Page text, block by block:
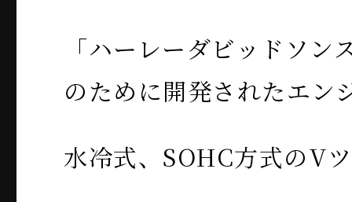
「ハーレーダビッドソ
のために開発されたエン
水冷式、SOHC方式のV